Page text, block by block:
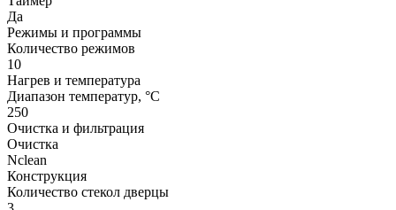
Да
Режимы и программы
Количество режимов
10
Нагрев и температура
Диапазон температур, °C
250
Очистка и фильтрация
Очистка
Nclean
Конструкция
Количество стекол дверцы